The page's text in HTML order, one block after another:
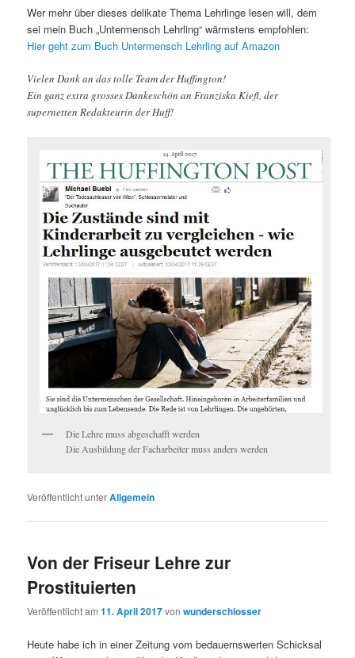
Wer mehr über dieses delikate Thema Lehrlinge lesen will, dem
sei mein Buch „Untermensch Lehrling“ wärmstens empfohlen:
Hier geht zum Buch Untermensch Lehrling auf Amazon
Vielen Dank an das tolle Team der Huffington!
Ein ganz extra grosses Dankeschön an Franziska Kiefl, der
supernetten Redakteurin der Huff!
Die Lehre muss abgeschafft werden
Die Ausbildung der Facharbeiter muss anders werden
Veröffentlicht unterAllgemein
Von der Friseur Lehre zur
Prostituierten
Veröffentlicht am11. April 2017vonwunderschlosser
Heute habe ich in einer Zeitung vom bedauernswerten Schicksal